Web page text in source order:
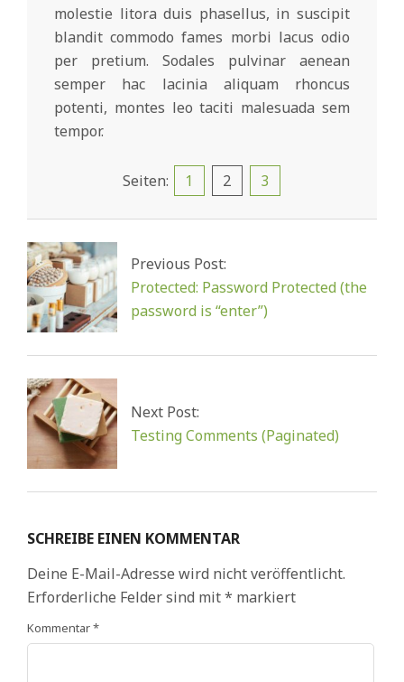
molestie litora duis phasellus, in suscipit
blandit commodo fames morbi lacus odio
per pretium. Sodales pulvinar aenean
semper hac lacinia aliquam rhoncus
potenti, montes leo taciti malesuada sem
tempor.
Seiten: 1 2
3
2024-
07-
29
Previous Post:
Protected: Password Protected (the
password is “enter”)
Next Post:
Testing Comments (Paginated)
SCHREIBE EINEN KOMMENTAR
Deine E-Mail-Adresse wird nicht veröffentlicht.
Erforderliche Felder sind mit* markiert
Kommentar*